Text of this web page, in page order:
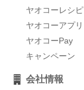
ヤオコーレシピ
ヤオコーアプリ
ヤオコーPay
キャンペーン
会社情報